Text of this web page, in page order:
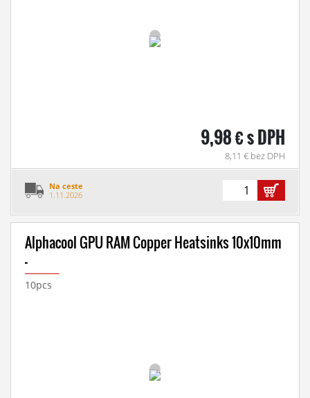
9,98 € s DPH
8,11 € bez DPH
Na ceste
1.11.2026
Alphacool GPU RAM Copper Heatsinks 10x10mm
-
10pcs